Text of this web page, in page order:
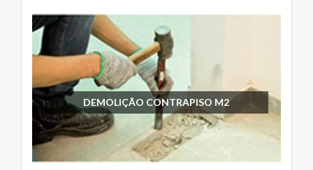
DEMOLIÇÃO CONTRAPISO M2